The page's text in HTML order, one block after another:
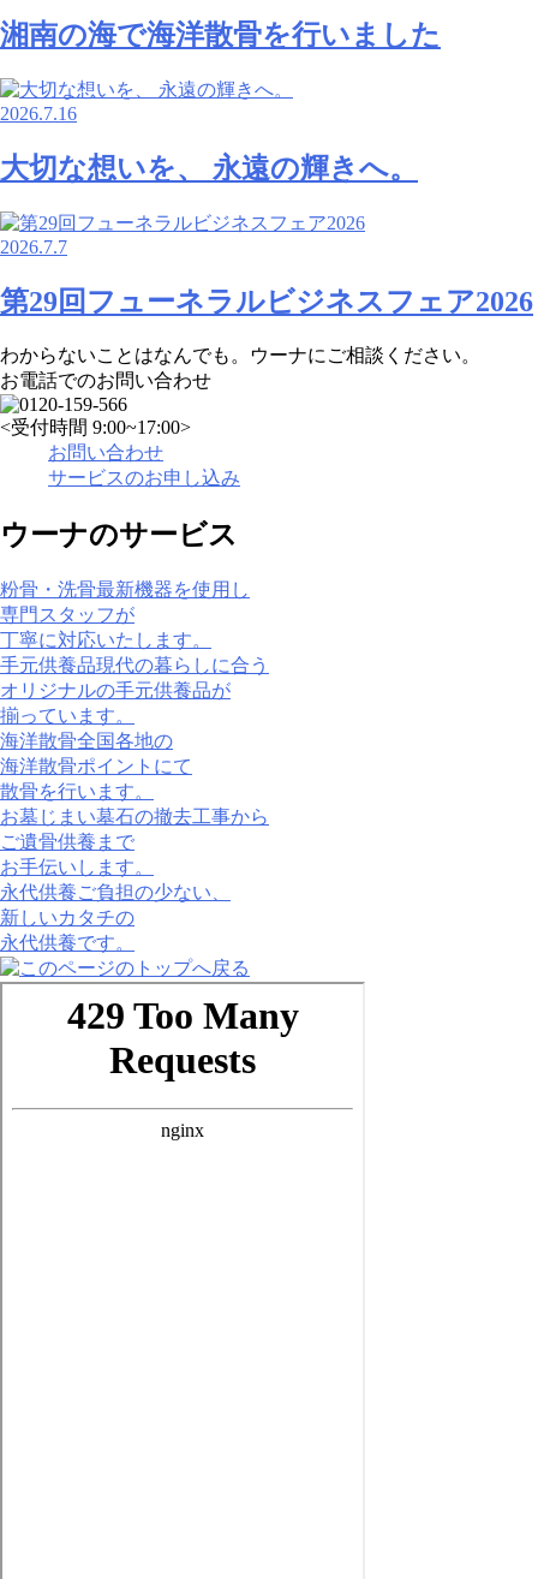
湘南の海で海洋散骨を行いました
2026.7.16
大切な想いを、 永遠の輝きへ。
2026.7.7
第29回フューネラルビジネスフェア2026
わからないことはなんでも。ウーナにご相談ください。
お電話でのお問い合わせ
<受付時間 9:00~17:00>
お問い合わせ
サービスのお申し込み
ウーナのサービス
粉骨・洗骨最新機器を使⽤し
専⾨スタッフが
丁寧に対応いたします。
手元供養品現代の暮らしに合う
オリジナルの手元供養品が
揃っています。
海洋散骨全国各地の
海洋散骨ポイントにて
散骨を行います。
お墓じまい墓石の撤去工事から
ご遺骨供養まで
お手伝いします。
永代供養ご負担の少ない、
新しいカタチの
永代供養です。